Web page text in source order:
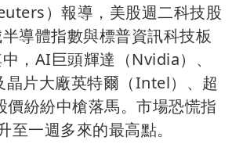
）報導，美股週二科技股
導體指數與標普資訊科技板
，AI巨頭輝達（Nvidia）、
片大廠英特爾（Intel）、超
價紛紛中槍落馬。市場恐慌指
至一週多來的最高點。